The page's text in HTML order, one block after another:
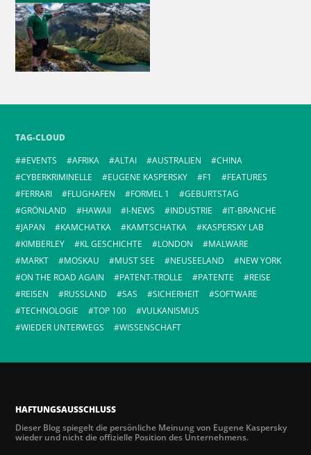
TAG-CLOUD
#EVENTS
AFRIKA ALTAI AUSTRALIEN
CHINA
CYBERKRIMINELLE
EUGENE KASPERSKY F1
FEATURES
FERRARI
FLUGHAFEN FORMEL 1
GEBURTSTAG
GRÖNLAND
HAWAII I-NEWS INDUSTRIE
IT-BRANCHE
JAPAN
KAMCHATKA KAMTSCHATKA
KASPERSKY LAB
KIMBERLEY
KL GESCHICHTE LONDON
MALWARE
MARKT
MOSKAU MUST SEE NEUSEELAND
NEW YORK
ON THE ROAD AGAIN
PATENT-TROLLE PATENTE
REISE
REISEN
RUSSLAND SAS SICHERHEIT
SOFTWARE
TECHNOLOGIE
TOP 100
VULKANISMUS
WIEDER UNTERWEGS
WISSENSCHAFT
HAFTUNGSAUSSCHLUSS
Dieser Blog spiegelt die persönliche Meinung von Eugene Kaspersky
wieder und nicht die offizielle Position des Unternehmens.